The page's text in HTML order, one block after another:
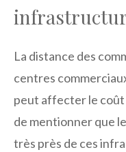
La distance des
centres
peut affecter le
de mentionner que
très près de ces